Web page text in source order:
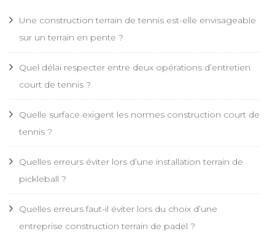
Une construction terrain de tennis est-elle envisageable
sur un terrain en pente ?
Quel délai respecter entre deux opérations d’entretien
court de tennis ?
Quelle surface exigent les normes construction court de
tennis ?
Quelles erreurs éviter lors d’une installation terrain de
pickleball ?
Quelles erreurs faut-il éviter lors du choix d’une
entreprise construction terrain de padel ?